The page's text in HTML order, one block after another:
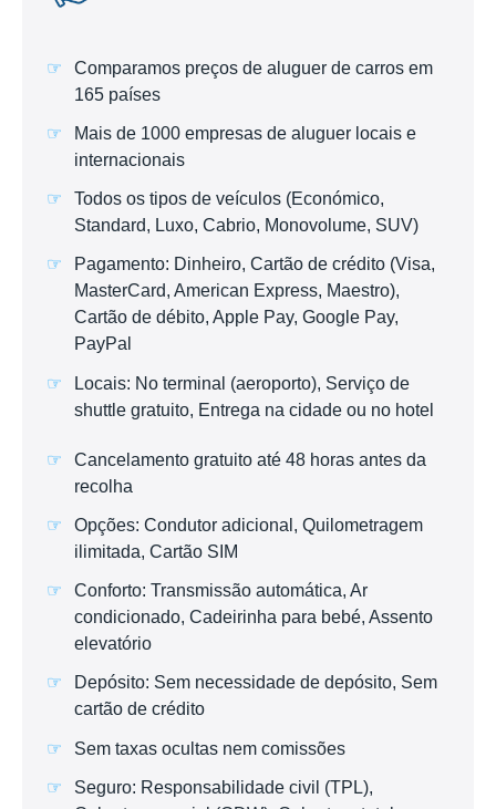
Comparamos preços de aluguer de carros em
165 países
Mais de 1000 empresas de aluguer locais e
internacionais
Todos os tipos de veículos (Económico,
Standard, Luxo, Cabrio, Monovolume, SUV)
Pagamento: Dinheiro, Cartão de crédito (Visa,
MasterCard, American Express, Maestro),
Cartão de débito, Apple Pay, Google Pay,
PayPal
Locais: No terminal (aeroporto), Serviço de
shuttle gratuito, Entrega na cidade ou no hotel
Cancelamento gratuito até 48 horas antes da
recolha
Opções: Condutor adicional, Quilometragem
ilimitada, Cartão SIM
Conforto: Transmissão automática, Ar
condicionado, Cadeirinha para bebé, Assento
elevatório
Depósito: Sem necessidade de depósito, Sem
cartão de crédito
Sem taxas ocultas nem comissões
Seguro: Responsabilidade civil (TPL),